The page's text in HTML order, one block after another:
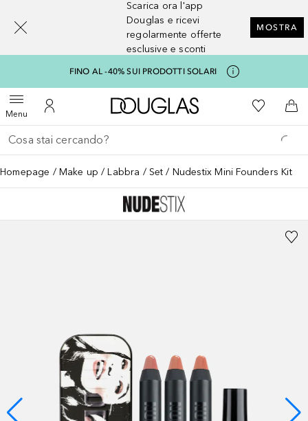
Scarica ora l'app
Douglas e ricevi
regolarmente offerte
esclusive e sconti
MOSTRA
FINO AL -40% SUI PRODOTTI SOLARI
MenuApri menuAl Mio Account
A Douglas HomeAlla Mia
Al
Torna indietro
Esegui ricerca
Homepage Make up Labbra Set Nudestix Mini Founders Kit
[navigation.slideout.screenreader]